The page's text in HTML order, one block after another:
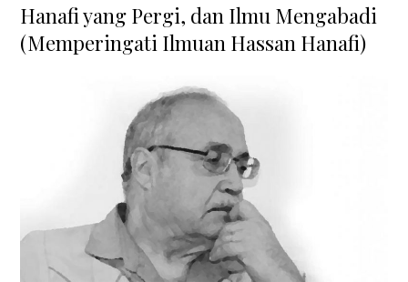
Hanafi yang Pergi, dan Ilmu Mengabadi
(Memperingati Ilmuan Hassan Hanafi)